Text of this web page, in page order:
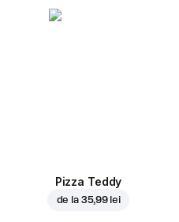
Pizza Teddy
de la 35,99 lei